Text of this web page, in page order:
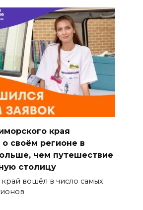
края
о своём регионе в
чем путешествие
столицу
вошёл в число самых